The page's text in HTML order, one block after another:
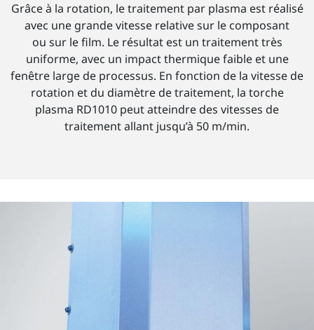
Grâce à la rotation, le traitement par plasma est réalisé
avec une grande vitesse relative sur le composant
ou sur le film. Le résultat est un traitement très
uniforme, avec un impact thermique faible et une
fenêtre large de processus. En fonction de la vitesse de
rotation et du diamètre de traitement, la torche
plasma RD1010 peut atteindre des vitesses de
traitement allant jusqu’à 50 m/min.